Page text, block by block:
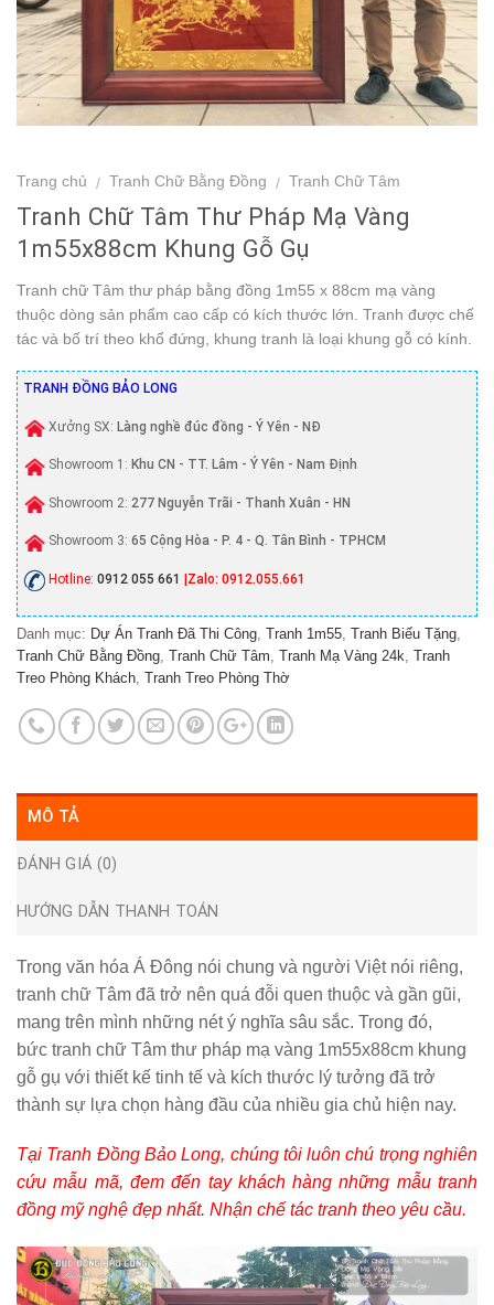
Trang chủ / Tranh Chữ Bằng Đồng / Tranh Chữ Tâm
Tranh Chữ Tâm Thư Pháp Mạ Vàng
1m55x88cm Khung Gỗ Gụ
Tranh chữ Tâm thư pháp bằng đồng 1m55 x 88cm mạ vàng
thuộc dòng sản phẩm cao cấp có kích thước lớn. Tranh được chế
tác và bố trí theo khổ đứng, khung tranh là loại khung gỗ có kính.
TRANH ĐỒNG BẢO LONG
Xưởng SX: Làng nghề đúc đồng - Ý Yên - NĐ
Showroom 1: Khu CN - TT. Lâm - Ý Yên - Nam Định
Showroom 2: 277 Nguyễn Trãi - Thanh Xuân - HN
Showroom 3: 65 Cộng Hòa - P. 4 - Q. Tân Bình - TPHCM
Hotline: 0912 055 661 |Zalo: 0912.055.661
Danh mục: Dự Án Tranh Đã Thi Công Tranh 1m55 Tranh Biếu Tặng
Tranh Chữ Bằng Đồng Tranh Chữ Tâm Tranh Mạ Vàng 24k Tranh
Treo Phòng Khách Tranh Treo Phòng Thờ
MÔ TẢ
ĐÁNH GIÁ (0)
HƯỚNG DẪN THANH TOÁN
Trong văn hóa Á Đông nói chung và người Việt nói riêng,
tranh chữ Tâm đã trở nên quá đỗi quen thuộc và gần gũi,
mang trên mình những nét ý nghĩa sâu sắc. Trong đó,
bức tranh chữ Tâm thư pháp mạ vàng 1m55x88cm khung
gỗ gụ với thiết kế tinh tế và kích thước lý tưởng đã trở
thành sự lựa chọn hàng đầu của nhiều gia chủ hiện nay.
Tại Tranh Đồng Bảo Long, chúng tôi luôn chú trọng nghiên
cứu mẫu mã, đem đến tay khách hàng những mẫu tranh
đồng mỹ nghệ đẹp nhất. Nhận chế tác tranh theo yêu cầu.